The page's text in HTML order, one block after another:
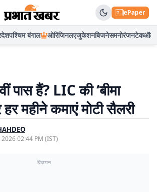
ePaper
पश्चिम बंगाल ओरिजिनलएजुकेशनबिजनेसमनोरंजनटेकऑटो
पास हैं? LIC की ‘बीमा
महीने कमाएं मोटी सैलरी
2026 02:44 PM (IST)
विज्ञापन